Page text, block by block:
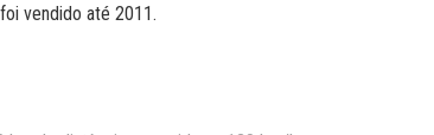
vendido até 2011.